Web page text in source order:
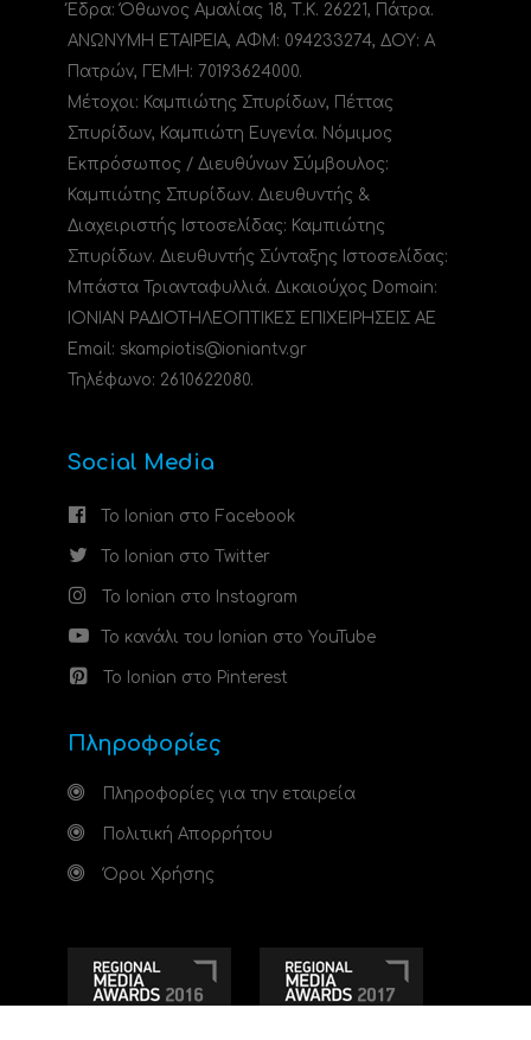
Έδρα: Όθωνος Αμαλίας 18, Τ.Κ. 26221, Πάτρα.
ΑΝΩΝΥΜΗ ΕΤΑΙΡΕΙΑ, ΑΦΜ: 094233274, ΔΟΥ: A
Πατρών, ΓΕΜΗ: 70193624000.
Μέτοχοι: Καμπιώτης Σπυρίδων, Πέττας
Σπυρίδων, Καμπιώτη Ευγενία. Νόμιμος
Εκπρόσωπος / Διευθύνων Σύμβουλος:
Καμπιώτης Σπυρίδων. Διευθυντής &
Διαχειριστής Ιστοσελίδας: Καμπιώτης
Σπυρίδων. Διευθυντής Σύνταξης Ιστοσελίδας:
Μπάστα Τριανταφυλλιά. Δικαιούχος Domain:
ΙΟΝΙΑΝ ΡΑΔΙΟΤΗΛΕΟΠΤΙΚΕΣ ΕΠΙΧΕΙΡΗΣΕΙΣ ΑΕ
Email: skampiotis@ioniantv.gr
Τηλέφωνο: 2610622080.
Social Media
Το Ionian στο Facebook
Το Ionian στο Twitter
Το Ionian στο Instagram
Το κανάλι του Ionian στο YouTube
Το Ionian στο Pinterest
Πληροφορίες
Πληροφορίες για την εταιρεία
Πολιτική Απορρήτου
Όροι Χρήσης